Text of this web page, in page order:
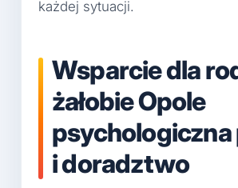
każdej sytuacji.
Wsparcie dla
żałobie Opole
i doradztwo